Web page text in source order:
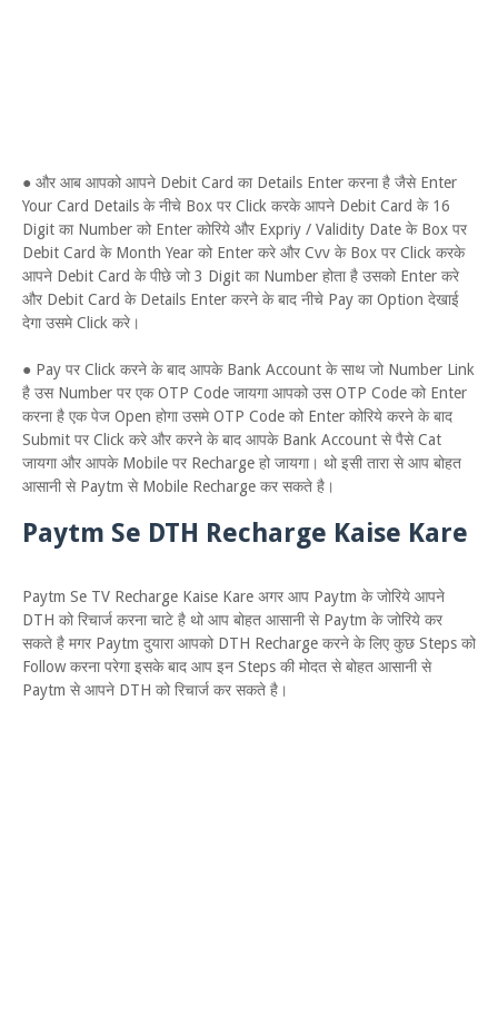
● और आब आपको आपने Debit Card का Details Enter करना है जैसे Enter
Your Card Details के नीचे Box पर Click करके आपने Debit Card के 16
Digit का Number को Enter कोरिये और Expriy / Validity Date के Box पर
Debit Card के Month Year को Enter करे और Cvv के Box पर Click करके
आपने Debit Card के पीछे जो 3 Digit का Number होता है उसको Enter करे
और Debit Card के Details Enter करने के बाद नीचे Pay का Option देखाई
देगा उसमे Click करे।
● Pay पर Click करने के बाद आपके Bank Account के साथ जो Number Link
है उस Number पर एक OTP Code जायगा आपको उस OTP Code को Enter
करना है एक पेज Open होगा उसमे OTP Code को Enter कोरिये करने के बाद
Submit पर Click करे और करने के बाद आपके Bank Account से पैसे Cat
जायगा और आपके Mobile पर Recharge हो जायगा। थो इसी तारा से आप बोहत
आसानी से Paytm से Mobile Recharge कर सकते है।
Paytm Se DTH Recharge Kaise Kare
Paytm Se TV Recharge Kaise Kare अगर आप Paytm के जोरिये आपने
DTH को रिचार्ज करना चाटे है थो आप बोहत आसानी से Paytm के जोरिये कर
सकते है मगर Paytm दुयारा आपको DTH Recharge करने के लिए कुछ Steps को
Follow करना परेगा इसके बाद आप इन Steps की मोदत से बोहत आसानी से
Paytm से आपने DTH को रिचार्ज कर सकते है।